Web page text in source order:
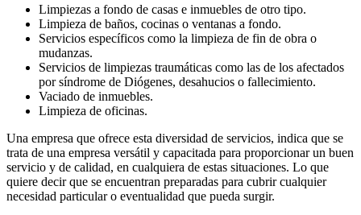
Limpiezas a fondo de casas e inmuebles de otro tipo.
Limpieza de baños, cocinas o ventanas a fondo.
Servicios específicos como la limpieza de fin de obra o
mudanzas.
Servicios de limpiezas traumáticas como las de los afectados
por síndrome de Diógenes, desahucios o fallecimiento.
Vaciado de inmuebles.
Limpieza de oficinas.
Una empresa que ofrece esta diversidad de servicios, indica que se
trata de una empresa versátil y capacitada para proporcionar un buen
servicio y de calidad, en cualquiera de estas situaciones. Lo que
quiere decir que se encuentran preparadas para cubrir cualquier
necesidad particular o eventualidad que pueda surgir.